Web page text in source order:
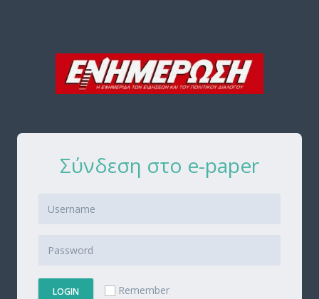
Σύνδεση στο e-paper
LOGIN Remember